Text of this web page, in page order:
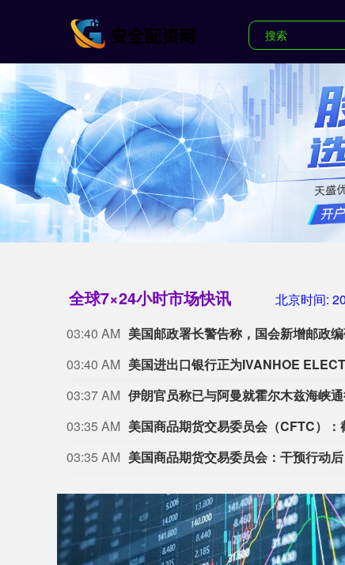
全球7×24小时市场快讯 北京时间:
03:40 AM 美国邮政署长警告称，国会新增邮政
03:40 AM 美国进出口银行正为IVANHOE
03:37 AM 伊朗官员称已与阿曼就霍尔木兹海峡
03:35 AM
03:35 AM 美国商品期货交易委员会：干预行动